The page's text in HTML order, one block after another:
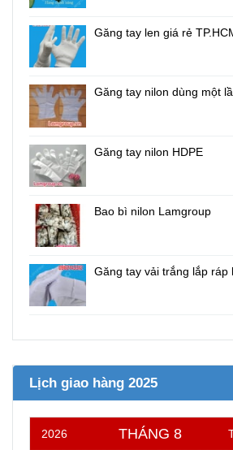
Găng tay len giá rẻ
Găng tay nilon dùng một
Găng tay nilon HDPE
Bao bì nilon Lamgroup
Găng tay vải trắng lắp ráp
Lịch giao hàng 2025
2026 THÁNG 8